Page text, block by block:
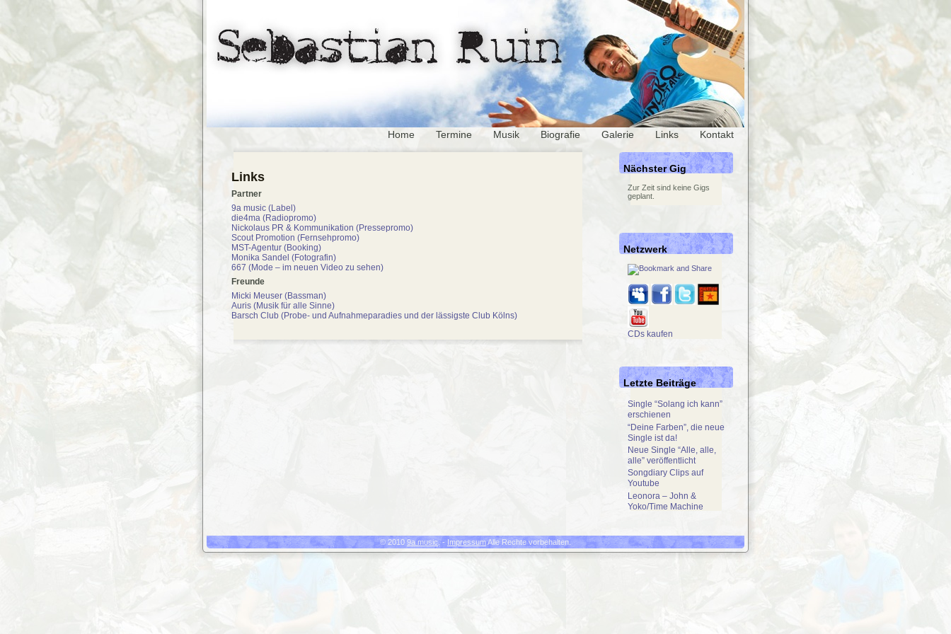
Home Termine Musik Biografie Galerie Links Kontakt
Links
Partner
9a music (Label)
die4ma (Radiopromo)
Nickolaus PR & Kommunikation (Pressepromo)
Scout Promotion (Fernsehpromo)
MST-Agentur (Booking)
Monika Sandel (Fotografin)
667 (Mode – im neuen Video zu sehen)
Freunde
Micki Meuser (Bassman)
Auris (Musik für alle Sinne)
Barsch Club (Probe- und Aufnahmeparadies und der lässigste Club Kölns)
Nächster Gig
Zur Zeit sind keine Gigs
geplant.
Netzwerk
CDs kaufen
Letzte Beiträge
Single “Solang ich kann”
erschienen
“Deine Farben”, die neue
Single ist da!
Neue Single “Alle, alle,
alle” veröffentlicht
Songdiary Clips auf
Youtube
Leonora – John &
Yoko/Time Machine
© 2010 9a music . - ImpressumAlle Rechte vorbehalten.